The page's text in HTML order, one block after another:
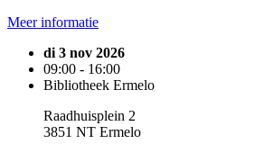
Meer informatie
di 3 nov 2026
09:00 - 16:00
Bibliotheek Ermelo
Raadhuisplein 2
3851 NT Ermelo